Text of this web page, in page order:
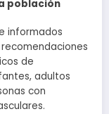
población
informados
de
adultos
con